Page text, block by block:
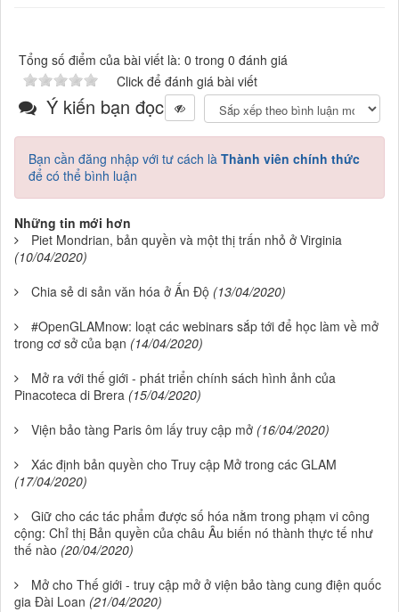
Tổng số điểm của bài viết là: 0 trong 0 đánh giá
Click để đánh giá bài viết
Ý kiến bạn đọc
Bạn cần đăng nhập với tư cách là Thành viên chính thức
để có thể bình luận
Những tin mới hơn
Piet Mondrian, bản quyền và một thị trấn nhỏ ở Virginia
(10/04/2020)
Chia sẻ di sản văn hóa ở Ấn Độ (13/04/2020)
#OpenGLAMnow: loạt các webinars sắp tới để học làm về mở
trong cơ sở của bạn (14/04/2020)
Mở ra với thế giới - phát triển chính sách hình ảnh của
Pinacoteca di Brera (15/04/2020)
Viện bảo tàng Paris ôm lấy truy cập mở (16/04/2020)
Xác định bản quyền cho Truy cập Mở trong các GLAM
(17/04/2020)
Giữ cho các tác phẩm được số hóa nằm trong phạm vi công
cộng: Chỉ thị Bản quyền của châu Âu biến nó thành thực tế như
thế nào (20/04/2020)
Mở cho Thế giới - truy cập mở ở viện bảo tàng cung điện quốc
gia Đài Loan (21/04/2020)